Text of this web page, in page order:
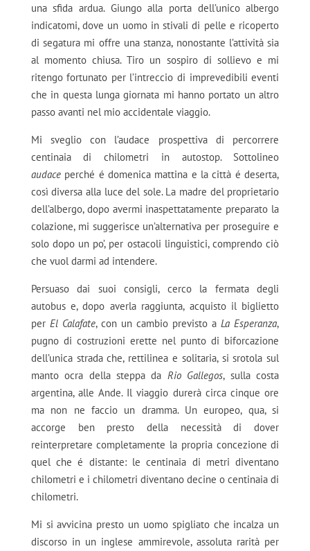
una sfida ardua. Giungo alla porta dell’unico albergo
indicatomi, dove un uomo in stivali di pelle e ricoperto
di segatura mi offre una stanza, nonostante l’attività sia
al momento chiusa. Tiro un sospiro di sollievo e mi
ritengo fortunato per l’intreccio di imprevedibili eventi
che in questa lunga giornata mi hanno portato un altro
passo avanti nel mio accidentale viaggio.
Mi sveglio con l’audace prospettiva di percorrere
centinaia di chilometri in autostop. Sottolineo
audace perché é domenica mattina e la città é deserta,
così diversa alla luce del sole. La madre del proprietario
dell’albergo, dopo avermi inaspettatamente preparato la
colazione, mi suggerisce un’alternativa per proseguire e
solo dopo un po’, per ostacoli linguistici, comprendo ciò
che vuol darmi ad intendere.
Persuaso dai suoi consigli, cerco la fermata degli
autobus e, dopo averla raggiunta, acquisto il biglietto
per El Calafate, con un cambio previsto a La Esperanza,
pugno di costruzioni erette nel punto di biforcazione
dell’unica strada che, rettilinea e solitaria, si srotola sul
manto ocra della steppa da Rio Gallegos, sulla costa
argentina, alle Ande. Il viaggio durerà circa cinque ore
ma non ne faccio un dramma. Un europeo, qua, si
accorge ben presto della necessità di dover
reinterpretare completamente la propria concezione di
quel che é distante: le centinaia di metri diventano
chilometri e i chilometri diventano decine o centinaia di
chilometri.
Mi si avvicina presto un uomo spigliato che incalza un
discorso in un inglese ammirevole, assoluta rarità per